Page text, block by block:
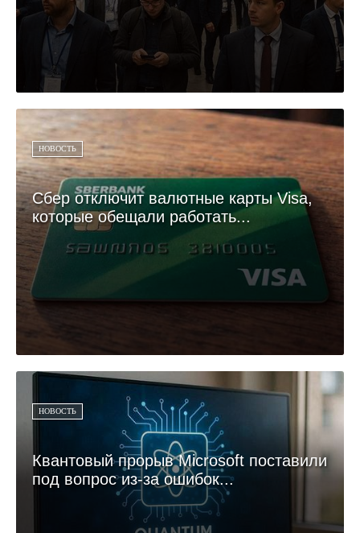
НОВОСТЬ
Сбер отключит валютные карты Visa,
которые обещали работать...
НОВОСТЬ
Квантовый прорыв Microsoft поставили
под вопрос из-за ошибок...